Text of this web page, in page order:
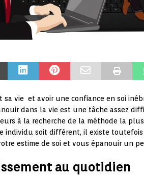
sa vie et avoir une confiance en soi
dans la vie est une tâche assez
à la recherche de la méthode la
individu soit différent, il existe
estime de soi et vous épanouir un
au quotidien